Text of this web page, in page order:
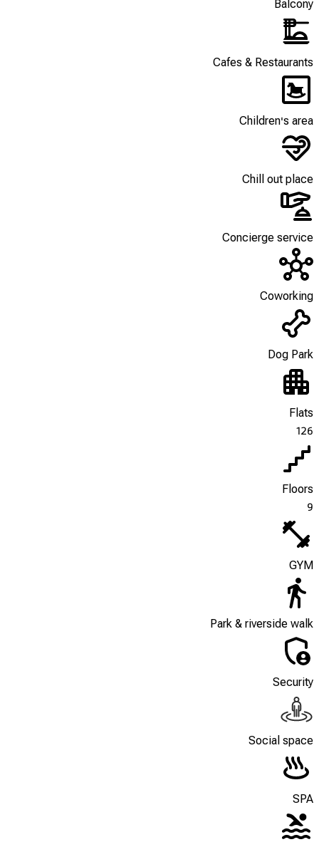
Balcony
Cafes & Restaurants
Children's area
Chill out place
Concierge service
Coworking
Dog Park
Flats
126
Floors
9
GYM
Park & riverside walk
Security
Social space
SPA